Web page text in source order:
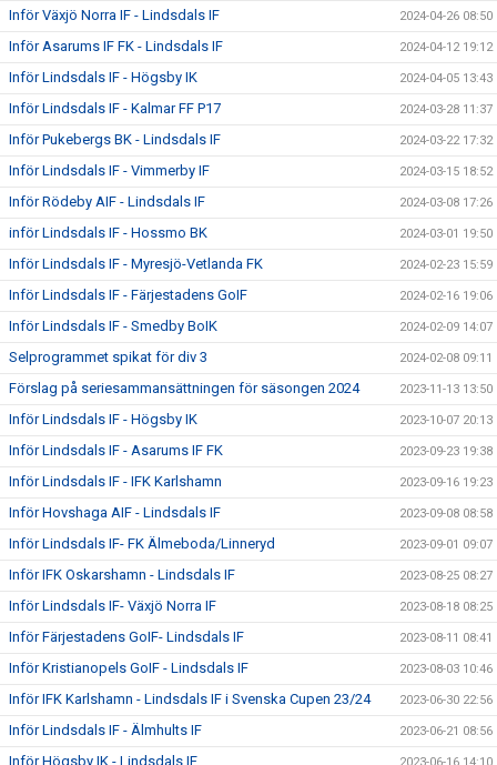
Inför Växjö Norra IF - Lindsdals IF 2024-04-26 08:50
Inför Asarums IF FK - Lindsdals IF 2024-04-12 19:12
Inför Lindsdals IF - Högsby IK 2024-04-05 13:43
Inför Lindsdals IF - Kalmar FF P17 2024-03-28 11:37
Inför Pukebergs BK - Lindsdals IF 2024-03-22 17:32
Inför Lindsdals IF - Vimmerby IF 2024-03-15 18:52
Inför Rödeby AIF - Lindsdals IF 2024-03-08 17:26
inför Lindsdals IF - Hossmo BK 2024-03-01 19:50
Inför Lindsdals IF - Myresjö-Vetlanda FK 2024-02-23 15:59
Inför Lindsdals IF - Färjestadens GoIF 2024-02-16 19:06
Inför Lindsdals IF - Smedby BoIK 2024-02-09 14:07
Selprogrammet spikat för div 3 2024-02-08 09:11
Förslag på seriesammansättningen för säsongen 2024 2023-11-13 13:50
Inför Lindsdals IF - Högsby IK 2023-10-07 20:13
Inför Lindsdals IF - Asarums IF FK 2023-09-23 19:38
Inför Lindsdals IF - IFK Karlshamn 2023-09-16 19:23
Inför Hovshaga AIF - Lindsdals IF 2023-09-08 08:58
Inför Lindsdals IF- FK Älmeboda/Linneryd 2023-09-01 09:07
Inför IFK Oskarshamn - Lindsdals IF 2023-08-25 08:27
Inför Lindsdals IF- Växjö Norra IF 2023-08-18 08:25
Inför Färjestadens GoIF- Lindsdals IF 2023-08-11 08:41
Inför Kristianopels GoIF - Lindsdals IF 2023-08-03 10:46
Inför IFK Karlshamn - Lindsdals IF i Svenska Cupen 23/24 2023-06-30 22:56
Inför Lindsdals IF - Älmhults IF 2023-06-21 08:56
Inför Högsby IK - Lindsdals IF